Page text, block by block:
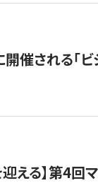
催される「
える】​​第4回